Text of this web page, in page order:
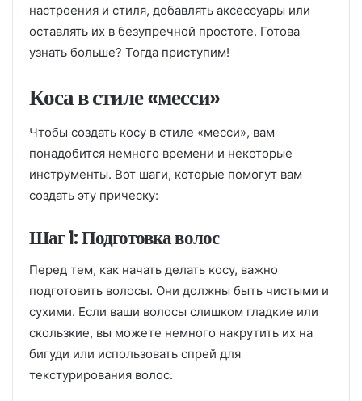
настроения и стиля, добавлять аксессуары или
оставлять их в безупречной простоте. Готова
узнать больше? Тогда приступим!
Коса в стиле «месси»
Чтобы создать косу в стиле «месси», вам
понадобится немного времени и некоторые
инструменты. Вот шаги, которые помогут вам
создать эту прическу:
Шаг 1: Подготовка волос
Перед тем, как начать делать косу, важно
подготовить волосы. Они должны быть чистыми и
сухими. Если ваши волосы слишком гладкие или
скользкие, вы можете немного накрутить их на
бигуди или использовать спрей для
текстурирования волос.